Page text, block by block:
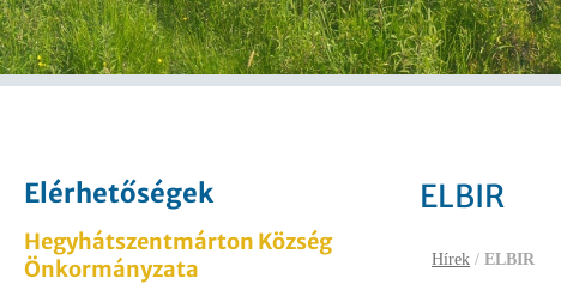
Elérhetőségek
Hegyhátszentmárton Község
Önkormányzata
ELBIR
Hírek / ELBIR